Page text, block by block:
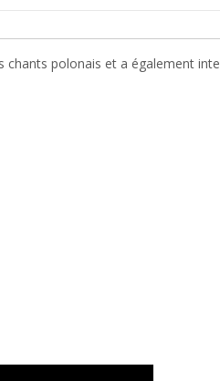
chants polonais et a également